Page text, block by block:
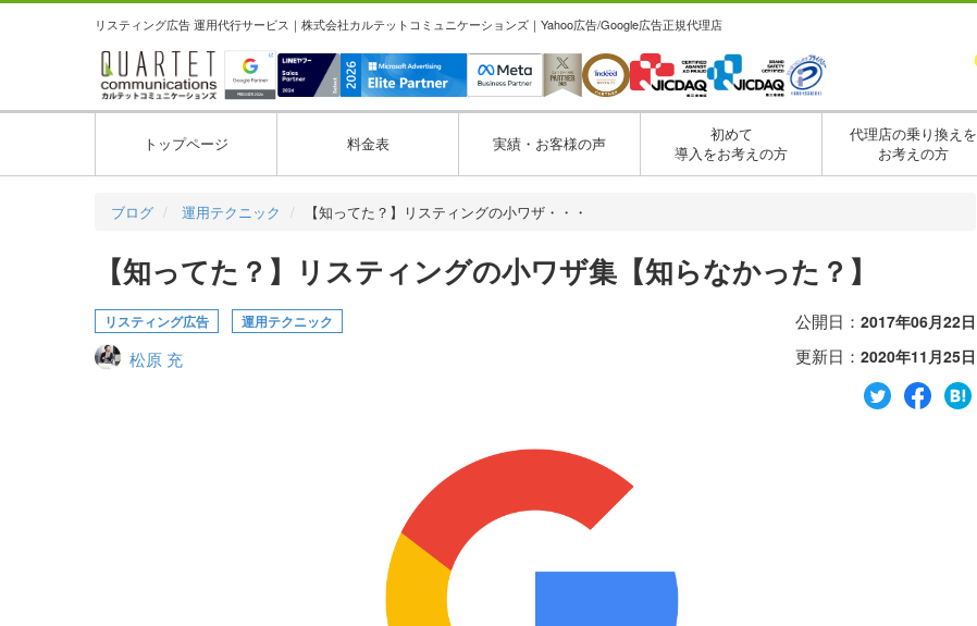
リスティング広告 運用代行サービス｜株式会社カルテットコミュニケーションズ｜Yahoo広告/Google広告正規代理店
トップページ 料金表 実績・お客様の声
初めて
導入をお考えの方
代理店の乗り換えを
お考えの方
ブログ 運用テクニック 【知ってた？】リスティングの小ワザ・・・
【知ってた？】リスティングの小ワザ集【知らなかった？】
リスティング広告 運用テクニック
松原 充
公開日： 2017年06月22日
更新日： 2020年11月25日